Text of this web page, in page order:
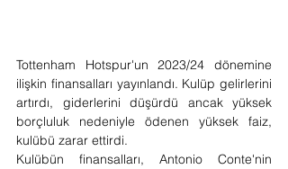
Tottenham Hotspur'un 2023/24 dönemine
ilişkin finansalları yayınlandı. Kulüp gelirlerini
artırdı, giderlerini düşürdü ancak yüksek
borçluluk nedeniyle ödenen yüksek faiz,
kulübü zarar ettirdi.
Kulübün finansalları, Antonio Conte'nin